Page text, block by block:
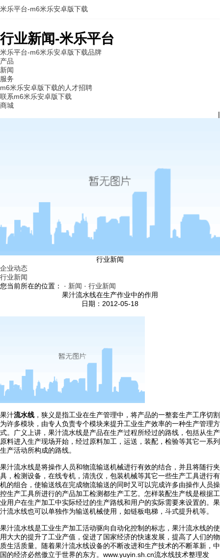
行业新闻-米乐平台
米乐平台-m6米乐安卓版下载品牌
产品
新闻
服务
m6米乐安卓版下载的人才招聘
联系m6米乐安卓版下载
商城
|
米乐平台-m6米乐安卓版下载
行业新闻
企业动态
行业新闻
您当前所在的位置： · 新闻 · 行业新闻
果汁流水线在生产作业中的作用
日期：2012-05-18
果汁流水线 ，狭义是指工业在生产管理中，将产品的一整套生产工序切割
为许多模块，由专人负责专个模块来提升工业生产效率的一种生产管理方
式。广义上讲，果汁流水线是产品在生产过程所经过的路线，包括从生产
原料进入生产现场开始，经过原料加工，运送，装配，检验等其它一系列
生产活动所构成的路线。
果汁流水线是将操作人员和物流输送机械进行有效的结合，并且将随行夹
具，检测设备，在线专机，清洗仪，包装机械等其它一些生产工具进行有
机的组合，使输送线在完成物流输送的同时又可以完成许多由操作人员操
控生产工具所进行的产品加工检测都生产工艺。怎样装配生产线是根据工
业用户在生产加工中实际经过的生产路线和用户的实际需要来设置的。果
汁流水线也可以单独作为输送机械使用，如链板电梯，斗式提升机等。
果汁流水线是工业生产加工活动驱向自动化控制的标志，果汁流水线的使
用大大的提升了工业产值，促进了国家经济的快速发展，提高了人们的物
质生活质量。随着果汁流水线设备的不断改进和生产技术的不断革新，中
国的经济必然傲立于世界的东方。www.yuyin.sh.cn流水线技术整理发